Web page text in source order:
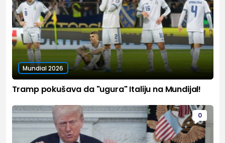
Mundial 2026
Tramp pokušava da "ugura" Italiju na Mundijal!
0